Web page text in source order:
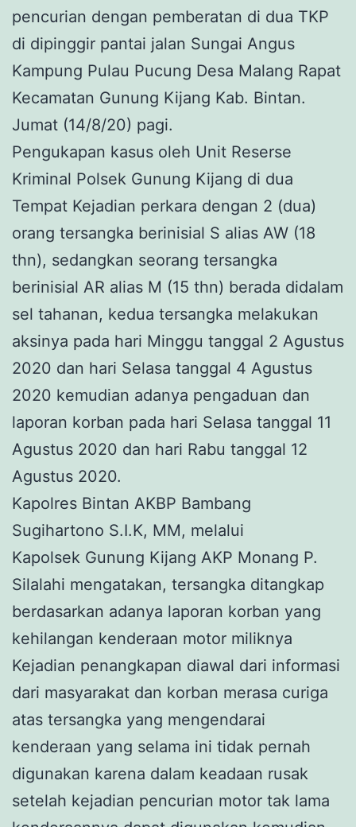
pencurian dengan pemberatan di dua TKP
di dipinggir pantai jalan Sungai Angus
Kampung Pulau Pucung Desa Malang Rapat
Kecamatan Gunung Kijang Kab. Bintan.
Jumat (14/8/20) pagi.
Pengukapan kasus oleh Unit Reserse
Kriminal Polsek Gunung Kijang di dua
Tempat Kejadian perkara dengan 2 (dua)
orang tersangka berinisial S alias AW (18
thn), sedangkan seorang tersangka
berinisial AR alias M (15 thn) berada didalam
sel tahanan, kedua tersangka melakukan
aksinya pada hari Minggu tanggal 2 Agustus
2020 dan hari Selasa tanggal 4 Agustus
2020 kemudian adanya pengaduan dan
laporan korban pada hari Selasa tanggal 11
Agustus 2020 dan hari Rabu tanggal 12
Agustus 2020.
Kapolres Bintan AKBP Bambang
Sugihartono S.I.K, MM, melalui
Kapolsek Gunung Kijang AKP Monang P.
Silalahi mengatakan, tersangka ditangkap
berdasarkan adanya laporan korban yang
kehilangan kenderaan motor miliknya
Kejadian penangkapan diawal dari informasi
dari masyarakat dan korban merasa curiga
atas tersangka yang mengendarai
kenderaan yang selama ini tidak pernah
digunakan karena dalam keadaan rusak
setelah kejadian pencurian motor tak lama